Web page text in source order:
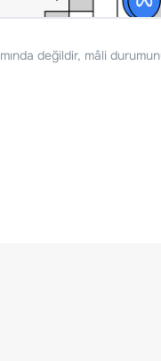
değildir, mâli